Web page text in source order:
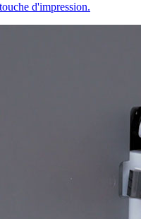
d'impression.